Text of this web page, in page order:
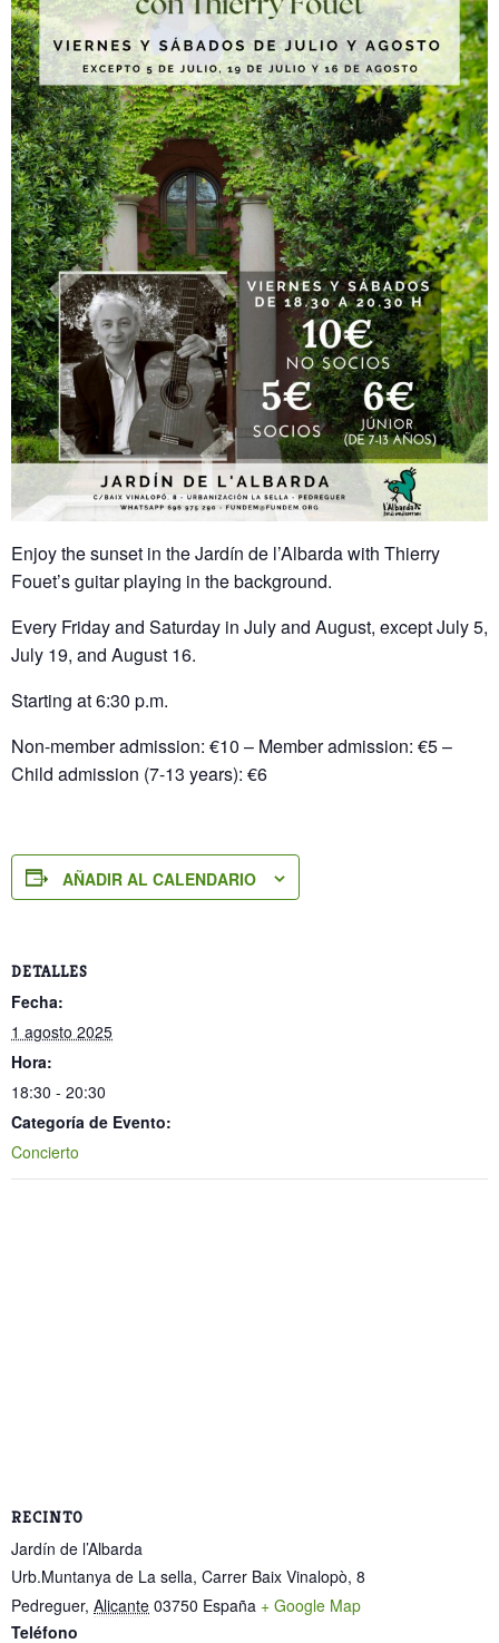
Enjoy the sunset in the Jardín de l’Albarda with Thierry
Fouet’s guitar playing in the background.
Every Friday and Saturday in July and August, except July 5,
July 19, and August 16.
Starting at 6:30 p.m.
Non-member admission: €10 – Member admission: €5 –
Child admission (7-13 years): €6
AÑADIR AL CALENDARIO
DETALLES
Fecha:
1 agosto 2025
Hora:
18:30 - 20:30
Categoría de Evento:
Concierto
RECINTO
Jardín de l’Albarda
Urb.Muntanya de La sella, Carrer Baix Vinalopò, 8
Pedreguer, Alicante 03750 España + Google Map
Teléfono